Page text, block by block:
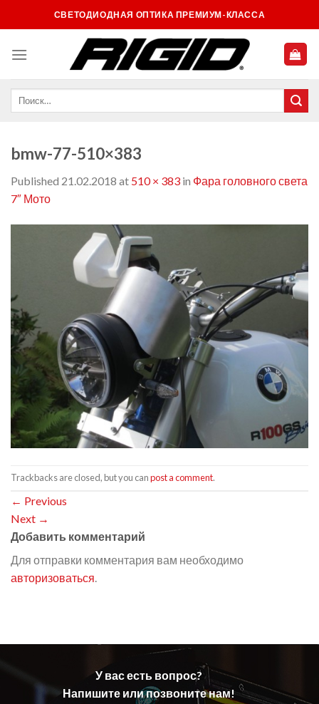
to
СВЕТОДИОДНАЯ ОПТИКА ПРЕМИУМ-КЛАССА
bmw-77-510×383
Published 21.02.2018 at 510 × 383 in Фара головного света
7″ Мото
Trackbacks are closed, but you canpost a comment.
← Previous
Next →
Добавить комментарий
Для отправки комментария вам необходимо
авторизоваться.
У вас есть вопрос?
Напишите или позвоните нам!